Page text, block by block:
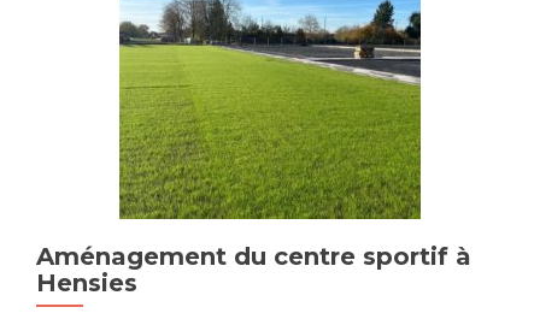
Aménagement du centre sportif à
Hensies
articles